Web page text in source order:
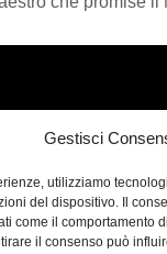
Gestisci
utilizziamo
del dispositivo. Il
come il comportamento
il consenso può